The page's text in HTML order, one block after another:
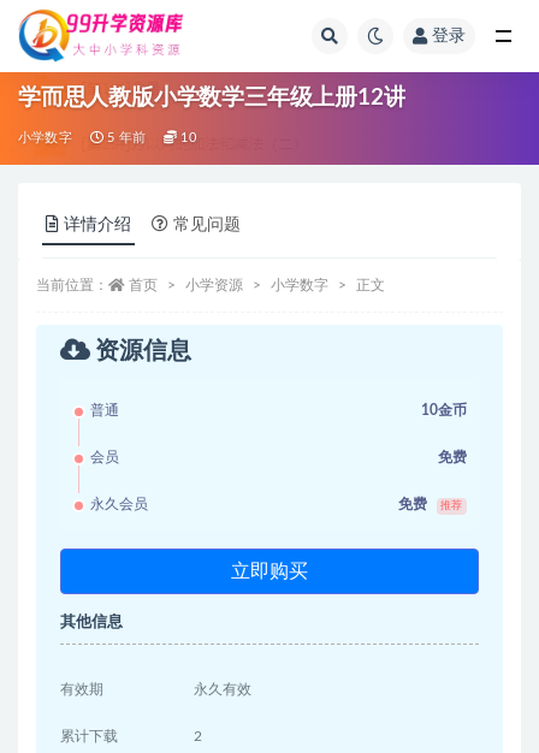
登录
学而思人教版小学数学三年级上册12讲
小学数字 5 年前 10
详情介绍 常见问题
当前位置： 首页 小学资源 小学数字 正文
资源信息
普通 10金币
会员 免费
永久会员 免费 推荐
立即购买
其他信息
有效期 永久有效
累计下载 2